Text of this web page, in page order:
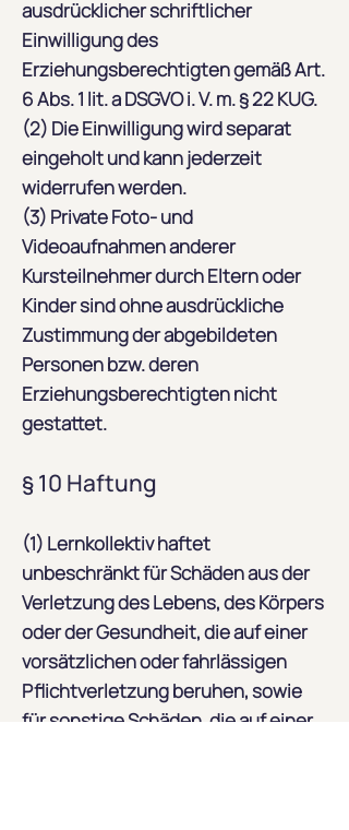
ausdrücklicher schriftlicher
Einwilligung des
Erziehungsberechtigten gemäß Art.
6 Abs. 1 lit. a DSGVO i. V. m. § 22 KUG.
(2) Die Einwilligung wird separat
eingeholt und kann jederzeit
widerrufen werden.
(3) Private Foto- und
Videoaufnahmen anderer
Kursteilnehmer durch Eltern oder
Kinder sind ohne ausdrückliche
Zustimmung der abgebildeten
Personen bzw. deren
Erziehungsberechtigten nicht
gestattet.
§ 10 Haftung
(1) Lernkollektiv haftet
unbeschränkt für Schäden aus der
Verletzung des Lebens, des Körpers
oder der Gesundheit, die auf einer
vorsätzlichen oder fahrlässigen
Pflichtverletzung beruhen, sowie
für sonstige Schäden, die auf einer